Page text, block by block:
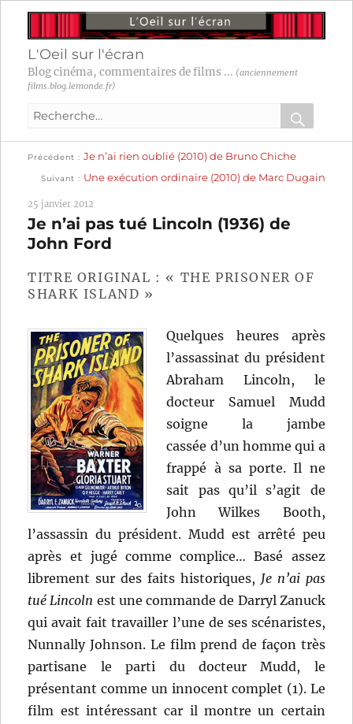
L'Oeil sur l'écran
Blog cinéma, commentaires de films ... (anciennement
films.blog.lemonde.fr)
Recherche
:
OK
Navigation
l’article
Précédent
précédente :
Je n’ai rien oublié (2010) de Bruno Chiche
Suivant
suivante :
Une exécution ordinaire (2010) de Marc Dugain
25 janvier 2012
Je n’ai pas tué Lincoln (1936) de
John Ford
TITRE ORIGINAL : « THE PRISONER OF
SHARK ISLAND »
Quelques heures après
l’assassinat du président
Abraham Lincoln, le
docteur Samuel Mudd
soigne la jambe
cassée d’un homme qui a
frappé à sa porte. Il ne
sait pas qu’il s’agit de
John Wilkes Booth,
l’assassin du président. Mudd est arrêté peu
après et jugé comme complice… Basé assez
librement sur des faits historiques, Je n’ai pas
tué Lincoln est une commande de Darryl Zanuck
qui avait fait travailler l’une de ses scénaristes,
Nunnally Johnson. Le film prend de façon très
partisane le parti du docteur Mudd, le
présentant comme un innocent complet (1). Le
film est intéressant car il montre un certain